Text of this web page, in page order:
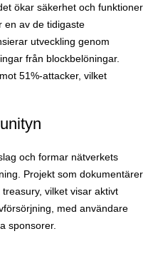
ökar säkerhet och funktioner
en av de tidigaste
utveckling genom
från blockbelöningar.
51%-attacker, vilket
och formar nätverkets
Projekt som dokumentärer
vilket visar aktivt
med användare
sponsorer.